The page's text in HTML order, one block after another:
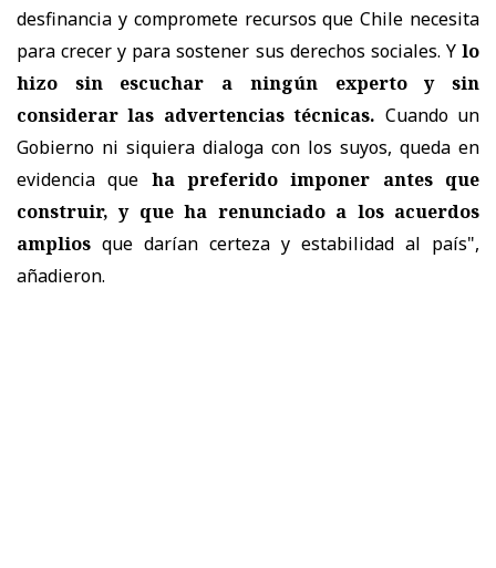
desfinancia y compromete recursos que Chile necesita
para crecer y para sostener sus derechos sociales. Y lo
hizo sin escuchar a ningún experto y sin
considerar las advertencias técnicas. Cuando un
Gobierno ni siquiera dialoga con los suyos, queda en
evidencia que ha preferido imponer antes que
construir, y que ha renunciado a los acuerdos
amplios que darían certeza y estabilidad al país",
añadieron.